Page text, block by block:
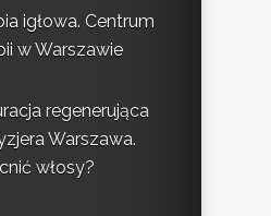
igłowa. Centrum
w Warszawie
regenerująca
Warszawa.
włosy?